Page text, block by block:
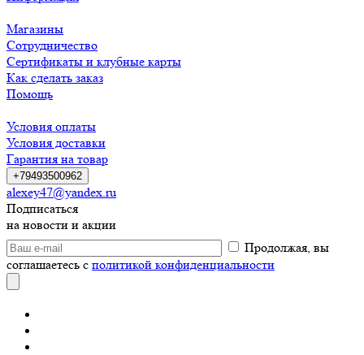
Магазины
Сотрудничество
Сертификаты и клубные карты
Как сделать заказ
Помощь
Условия оплаты
Условия доставки
Гарантия на товар
+79493500962
alexey47@yandex.ru
Подписаться
на новости и акции
Продолжая, вы
соглашаетесь с политикой конфиденциальности